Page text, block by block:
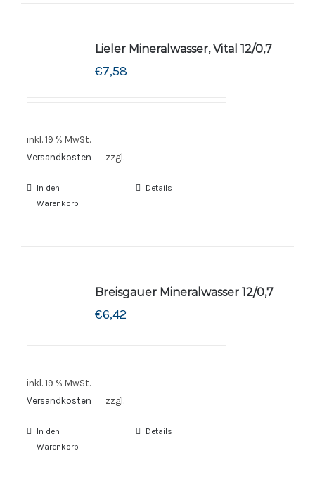
Lieler Mineralwasser, Vital 12/0,7
€7,58
inkl. 19 % MwSt.
zzgl.
Versandkosten
In den
Warenkorb
Details
Breisgauer Mineralwasser 12/0,7
€6,42
inkl. 19 % MwSt.
zzgl.
Versandkosten
In den
Warenkorb
Details